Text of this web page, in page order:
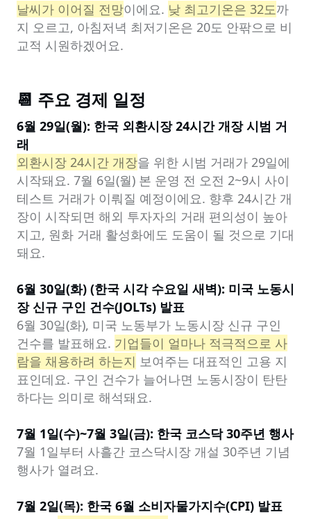
날씨가 이어질 전망이에요. 낮 최고기온은 32도까
지 오르고, 아침저녁 최저기온은 20도 안팎으로 비
교적 시원하겠어요.
📆 주요 경제 일정
6월 29일(월): 한국 외환시장 24시간 개장 시범 거
래
외환시장 24시간 개장을 위한 시범 거래가 29일에
시작돼요. 7월 6일(월) 본 운영 전 오전 2~9시 사이
테스트 거래가 이뤄질 예정이에요. 향후 24시간 개
장이 시작되면 해외 투자자의 거래 편의성이 높아
지고, 원화 거래 활성화에도 도움이 될 것으로 기대
돼요.
6월 30일(화) (한국 시각 수요일 새벽): 미국 노동시
장 신규 구인 건수(JOLTs) 발표
6월 30일(화), 미국 노동부가 노동시장 신규 구인
건수를 발표해요. 기업들이 얼마나 적극적으로 사
람을 채용하려 하는지 보여주는 대표적인 고용 지
표인데요. 구인 건수가 늘어나면 노동시장이 탄탄
하다는 의미로 해석돼요.
7월 1일(수)~7월 3일(금): 한국 코스닥 30주년 행사
7월 1일부터 사흘간 코스닥시장 개설 30주년 기념
행사가 열려요.
7월 2일(목): 한국 6월 소비자물가지수(CPI) 발표